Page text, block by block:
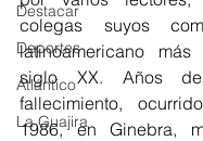
Destacar
Deportes
Atlántico
La Guajira
colegas suyos
latinoamericano
siglo XX. Años
fallecimiento,
1986, en Ginebra,